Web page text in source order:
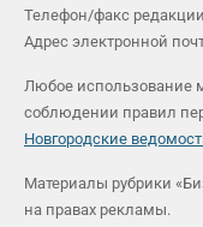
Телефон/факс
Адрес электронной
Любое использование
соблюдении правил
Новгородские
Материалы рубрики
на правах рекламы.